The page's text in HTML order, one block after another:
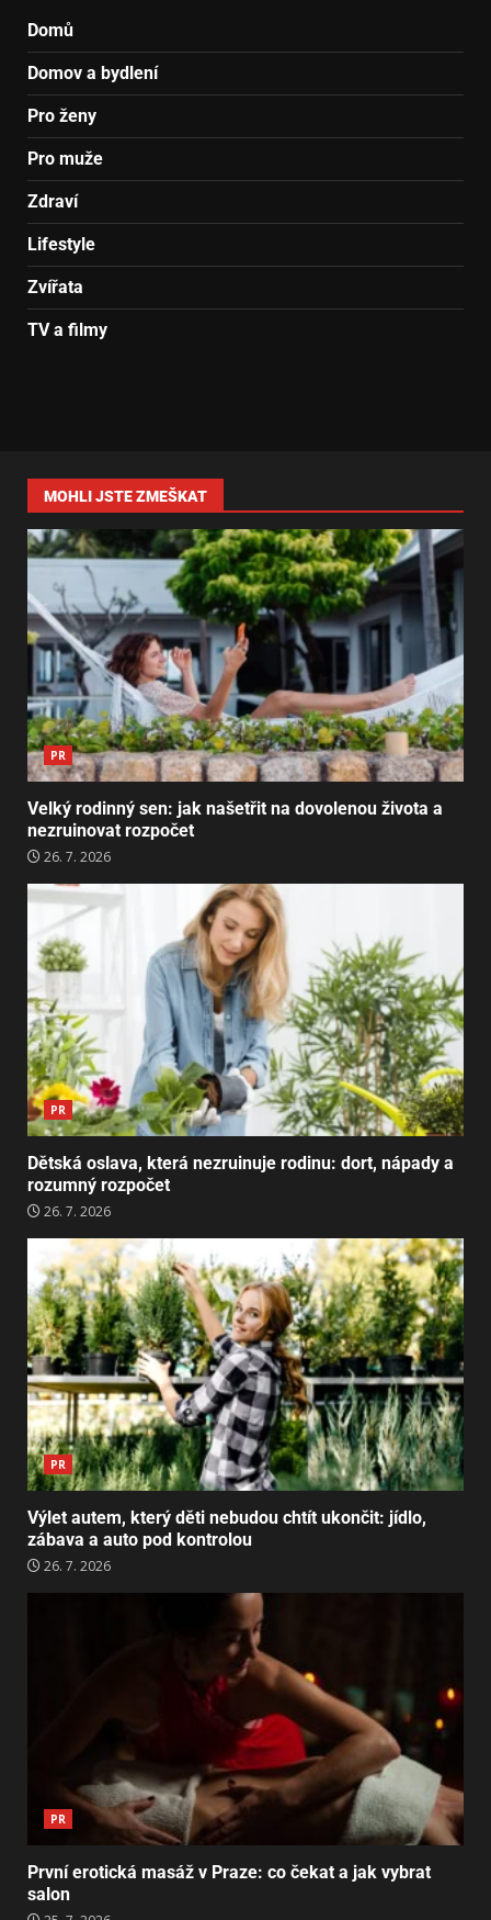
Domů
Domov a bydlení
Pro ženy
Pro muže
Zdraví
Lifestyle
Zvířata
TV a filmy
MOHLI JSTE ZMEŠKAT
PR
Velký rodinný sen: jak našetřit na dovolenou života a
nezruinovat rozpočet
26. 7. 2026
PR
Dětská oslava, která nezruinuje rodinu: dort, nápady a
rozumný rozpočet
26. 7. 2026
PR
Výlet autem, který děti nebudou chtít ukončit: jídlo,
zábava a auto pod kontrolou
26. 7. 2026
PR
První erotická masáž v Praze: co čekat a jak vybrat
salon